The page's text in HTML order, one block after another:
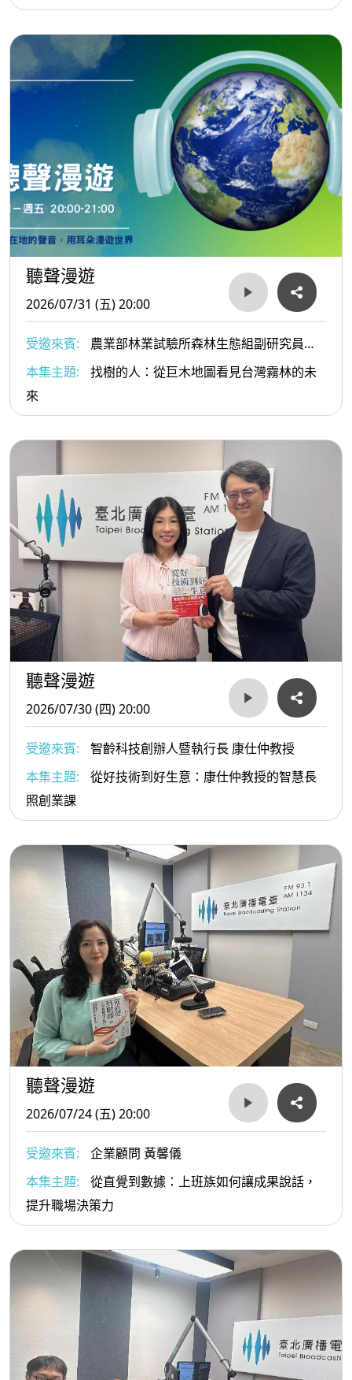
聽聲漫遊
2026/07/31 (五) 20:00
受邀來賓:
農業部林業試驗所森林生態組副研究員、
《找樹的人》作者 徐嘉君
本集主題:
找樹的人：從巨木地圖看見台灣霧林的未
來
聽聲漫遊
2026/07/30 (四) 20:00
受邀來賓:
智齡科技創辦人暨執行長 康仕仲教授
本集主題:
從好技術到好生意：康仕仲教授的智慧長
照創業課
聽聲漫遊
2026/07/24 (五) 20:00
受邀來賓:
企業顧問 黃馨儀
本集主題:
從直覺到數據：上班族如何讓成果說話，
提升職場決策力